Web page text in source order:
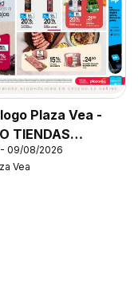
Plaza Vea -
TIENDAS
1
09/08/2026
Vea